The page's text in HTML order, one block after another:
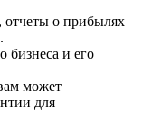
отчеты о прибылях
бизнеса и его
может
для